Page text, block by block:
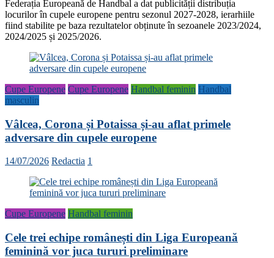
Federația Europeană de Handbal a dat publicității distribuția
locurilor în cupele europene pentru sezonul 2027-2028, ierarhiile
fiind stabilite pe baza rezultatelor obținute în sezoanele 2023/2024,
2024/2025 și 2025/2026.
Cupe Europene Cupe Europene Handbal feminin Handbal
masculin
Vâlcea, Corona și Potaissa și-au aflat primele
adversare din cupele europene
14/07/2026 Redactia 1
Cupe Europene Handbal feminin
Cele trei echipe românești din Liga Europeană
feminină vor juca tururi preliminare